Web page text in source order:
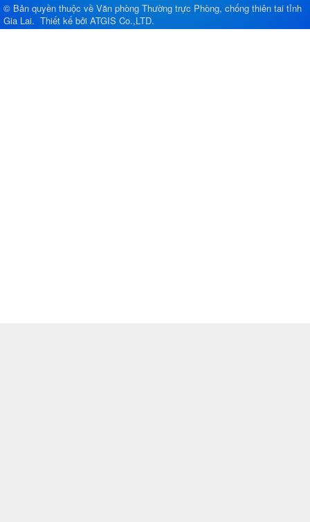
© Bản quyền thuộc về Văn phòng Thường trực Phòng, chống thiên tai tỉnh
Gia Lai. Thiết kế bởi ATGIS Co.,LTD.